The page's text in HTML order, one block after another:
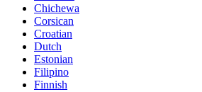
Chichewa
Corsican
Croatian
Dutch
Estonian
Filipino
Finnish